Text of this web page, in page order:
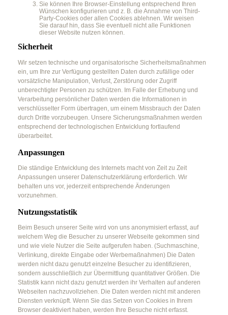
Sie können Ihre Browser-Einstellung entsprechend Ihren
Wünschen konfigurieren und z. B. die Annahme von Third-
Party-Cookies oder allen Cookies ablehnen. Wir weisen
Sie darauf hin, dass Sie eventuell nicht alle Funktionen
dieser Website nutzen können.
Sicherheit
Wir setzen technische und organisatorische Sicherheitsmaßnahmen
ein, um Ihre zur Verfügung gestellten Daten durch zufällige oder
vorsätzliche Manipulation, Verlust, Zerstörung oder Zugriff
unberechtigter Personen zu schützen. Im Falle der Erhebung und
Verarbeitung persönlicher Daten werden die Informationen in
verschlüsselter Form übertragen, um einem Missbrauch der Daten
durch Dritte vorzubeugen. Unsere Sicherungsmaßnahmen werden
entsprechend der technologischen Entwicklung fortlaufend
überarbeitet.
Anpassungen
Die ständige Entwicklung des Internets macht von Zeit zu Zeit
Anpassungen unserer Datenschutzerklärung erforderlich. Wir
behalten uns vor, jederzeit entsprechende Änderungen
vorzunehmen.
Nutzungsstatistik
Beim Besuch unserer Seite wird von uns anonymisiert erfasst, auf
welchem Weg die Besucher zu unserer Webseite gekommen sind
und wie viele Nutzer die Seite aufgerufen haben. (Suchmaschine,
Verlinkung, direkte Eingabe oder Werbemaßnahmen) Die Daten
werden nicht dazu genutzt einzelne Besucher zu identifizieren,
sondern ausschließlich zur Übermittlung quantitativer Größen. Die
Statistik kann nicht dazu genutzt werden ihr Verhalten auf anderen
Webseiten nachzuvollziehen. Die Daten werden nicht mit anderen
Diensten verknüpft. Wenn Sie das Setzen von Cookies in Ihrem
Browser deaktiviert haben, werden Ihre Besuche nicht erfasst.